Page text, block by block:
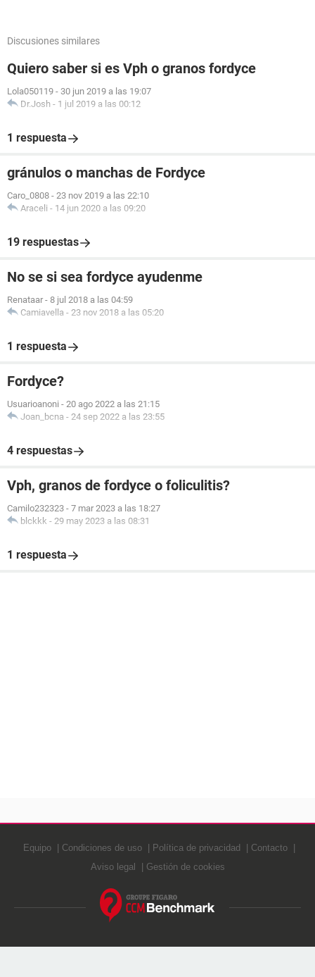
Discusiones similares
Quiero saber si es Vph o granos fordyce
Lola050119 - 30 jun 2019 a las 19:07
Dr.Josh - 1 jul 2019 a las 00:12
1 respuesta
gránulos o manchas de Fordyce
Caro_0808 - 23 nov 2019 a las 22:10
Araceli - 14 jun 2020 a las 09:20
19 respuestas
No se si sea fordyce ayudenme
Renataar - 8 jul 2018 a las 04:59
Camiavella - 23 nov 2018 a las 05:20
1 respuesta
Fordyce?
Usuarioanoni - 20 ago 2022 a las 21:15
Joan_bcna - 24 sep 2022 a las 23:55
4 respuestas
Vph, granos de fordyce o foliculitis?
Camilo232323 - 7 mar 2023 a las 18:27
blckkk - 29 may 2023 a las 08:31
1 respuesta
Equipo Condiciones de uso Política de privacidad
Contacto
Aviso legal
Gestión de cookies